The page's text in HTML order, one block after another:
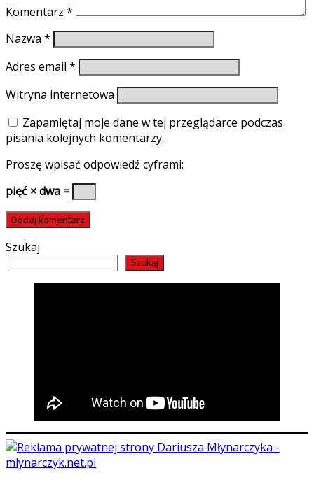
Komentarz *
Nazwa *
Adres email *
Witryna internetowa
Zapamiętaj moje dane w tej przeglądarce podczas
pisania kolejnych komentarzy.
Proszę wpisać odpowiedź cyframi:
pięć × dwa =
Szukaj
Szukaj